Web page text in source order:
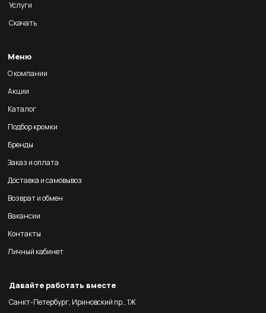
Услуги
Скачать
Меню
О компании
Акции
Каталог
Подбор кромки
Бренды
Заказ и оплата
Доставка и самовывоз
Возврат и обмен
Вакансии
Контакты
Личный кабинет
Давайте работать вместе
Санкт-Петербург, Ириновский пр., 1Ж